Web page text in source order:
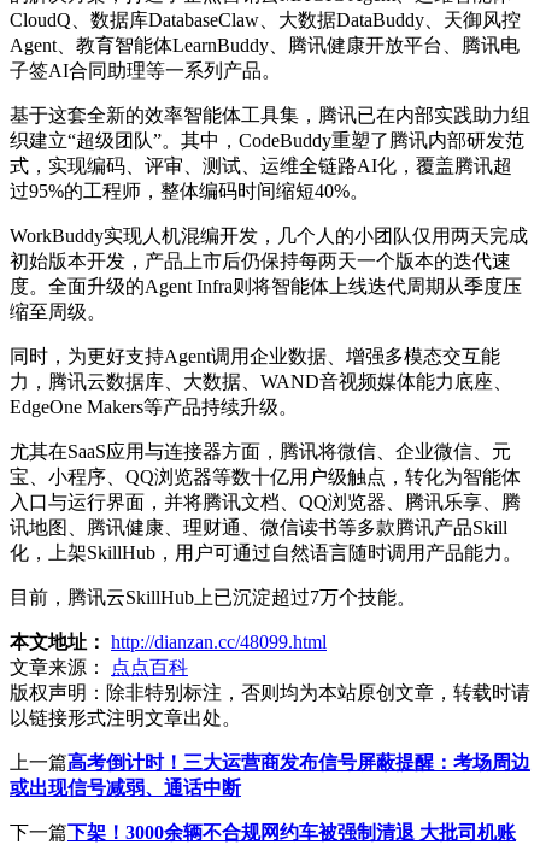
CloudQ、数据库DatabaseClaw、大数据DataBuddy、天御风控
Agent、教育智能体LearnBuddy、腾讯健康开放平台、腾讯电
子签AI合同助理等一系列产品。
基于这套全新的效率智能体工具集，腾讯已在内部实践助力组
织建立“超级团队”。其中，CodeBuddy重塑了腾讯内部研发范
式，实现编码、评审、测试、运维全链路AI化，覆盖腾讯超
过95%的工程师，整体编码时间缩短40%。
WorkBuddy实现人机混编开发，几个人的小团队仅用两天完成
初始版本开发，产品上市后仍保持每两天一个版本的迭代速
度。全面升级的Agent Infra则将智能体上线迭代周期从季度压
缩至周级。
同时，为更好支持Agent调用企业数据、增强多模态交互能
力，腾讯云数据库、大数据、WAND音视频媒体能力底座、
EdgeOne Makers等产品持续升级。
尤其在SaaS应用与连接器方面，腾讯将微信、企业微信、元
宝、小程序、QQ浏览器等数十亿用户级触点，转化为智能体
入口与运行界面，并将腾讯文档、QQ浏览器、腾讯乐享、腾
讯地图、腾讯健康、理财通、微信读书等多款腾讯产品Skill
化，上架SkillHub，用户可通过自然语言随时调用产品能力。
目前，腾讯云SkillHub上已沉淀超过7万个技能。
本文地址： http://dianzan.cc/48099.html
文章来源：
点点百科
版权声明： 除非特别标注，否则均为本站原创文章，转载时请
以链接形式注明文章出处。
上一篇高考倒计时！三大运营商发布信号屏蔽提醒：考场周边
或出现信号减弱、通话中断
下一篇下架！3000余辆不合规网约车被强制清退 大批司机账